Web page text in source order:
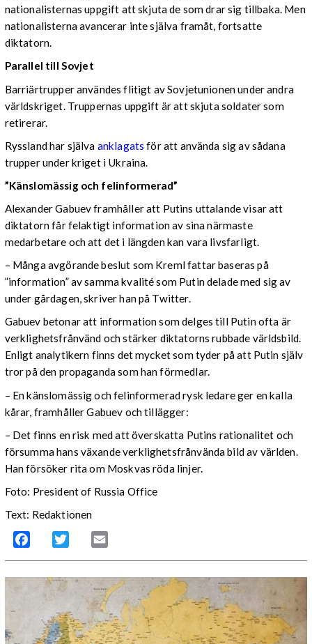
nationalisternas uppgift att skjuta de som drar sig tillbaka. Men
nationalisterna avancerar inte själva framåt, fortsatte
diktatorn.
Parallel till Sovjet
Barriärtrupper användes flitigt av Sovjetunionen under andra
världskriget. Truppernas uppgift är att skjuta soldater som
retirerar.
Ryssland har själva anklagats för att använda sig av sådana
trupper under kriget i Ukraina.
”Känslomässig och felinformerad”
Alexander Gabuev framhåller att Putins uttalande visar att
diktatorn får felaktigt information av sina närmaste
medarbetare och att det i längden kan vara livsfarligt.
– Många avgörande beslut som Kreml fattar baseras på
”information” av samma kvalité som Putin delade med sig av
under gårdagen, skriver han på Twitter.
Gabuev betonar att information som delges till Putin ofta är
verklighetsfrånvänd och stärker diktatorns rubbade världsbild.
Enligt analytikern finns det mycket som tyder på att Putin själv
tror på den propaganda som han förmedlar.
– En känslomässig och felinformerad rysk ledare ger en kalla
kårar, framhåller Gabuev och tillägger:
– Det finns en risk med att överskatta Putins rationalitet och
försumma hans växande verklighetsfrånvända bild av världen.
Han försöker rita om Moskvas röda linjer.
Foto: President of Russia Office
Text: Redaktionen
Facebook Twitter